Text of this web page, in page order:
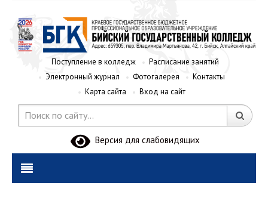
Поступление в колледж
Расписание занятий
Электронный журнал
Фотогалерея
Контакты
Карта сайта
Вход на сайт
Версия для слабовидящих